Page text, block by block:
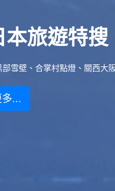
本旅遊特搜
雪壁、合掌村點燈、關西大
...